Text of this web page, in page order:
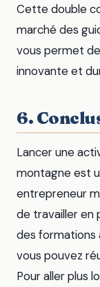
Cette double
marché des
vous permet
innovante et
6.
Lancer une
montagne est
entrepreneur
de travailler en
des formations
vous pouvez
Pour aller plus